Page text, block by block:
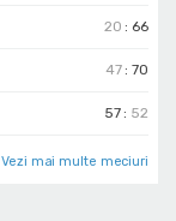
20 : 66
47 :70
57 : 52
Vezi mai multe meciuri